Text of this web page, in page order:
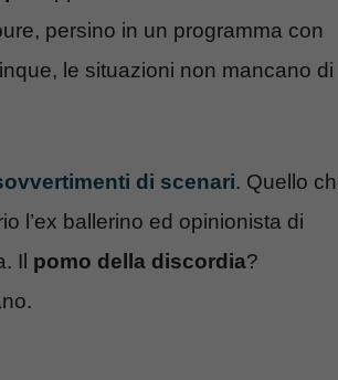
persino in un programma con
le situazioni non mancano di
di scenari. Quello
l’ex ballerino ed opinionista di
Il pomo della discordia?